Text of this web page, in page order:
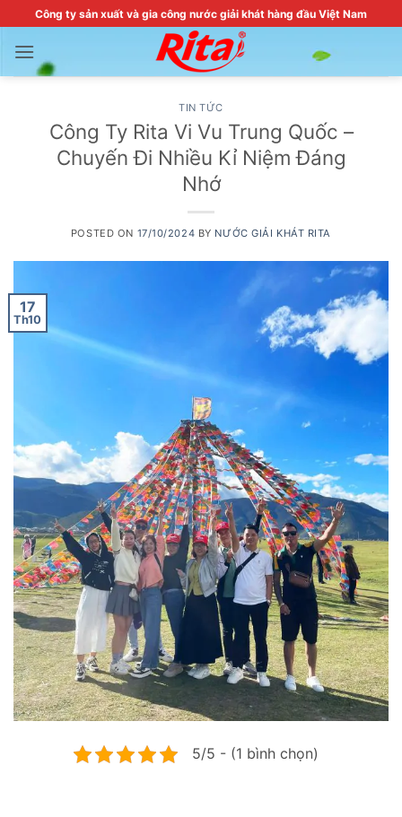
to
content
Công ty sản xuất và gia công nước giải khát hàng đầu Việt Nam
TIN TỨC
Công Ty Rita Vi Vu Trung Quốc –
Chuyến Đi Nhiều Kỉ Niệm Đáng
Nhớ
POSTED ON 17/10/2024 BY NƯỚC GIẢI KHÁT RITA
17
Th10
5/5 - (1 bình chọn)